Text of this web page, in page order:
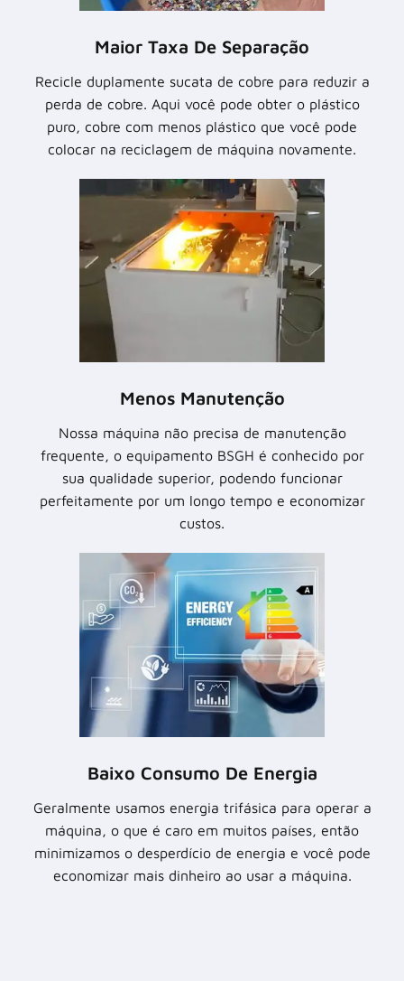
Maior Taxa De Separação
Recicle duplamente sucata de cobre para reduzir a
perda de cobre. Aqui você pode obter o plástico
puro, cobre com menos plástico que você pode
colocar na reciclagem de máquina novamente.
Menos Manutenção
Nossa máquina não precisa de manutenção
frequente, o equipamento BSGH é conhecido por
sua qualidade superior, podendo funcionar
perfeitamente por um longo tempo e economizar
custos.
Baixo Consumo De Energia
Geralmente usamos energia trifásica para operar a
máquina, o que é caro em muitos países, então
minimizamos o desperdício de energia e você pode
economizar mais dinheiro ao usar a máquina.